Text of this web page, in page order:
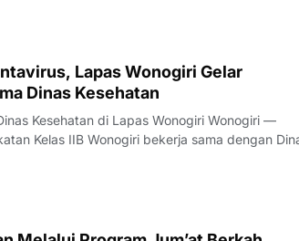
Lapas Wonogiri Gelar
Dinas Kesehatan
di Lapas Wonogiri Wonogiri —
kegiatan penyuluhan kesehatan tentang